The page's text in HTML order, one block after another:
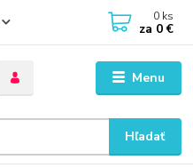
Menu
Hľadať
0 ks
za 0 €